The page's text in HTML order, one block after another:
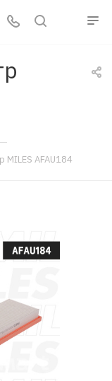
—
AFAU184